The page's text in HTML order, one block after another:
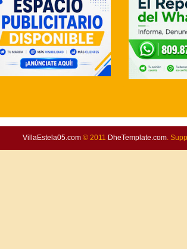
VillaEstela05.com© 2011 DheTemplate.com.